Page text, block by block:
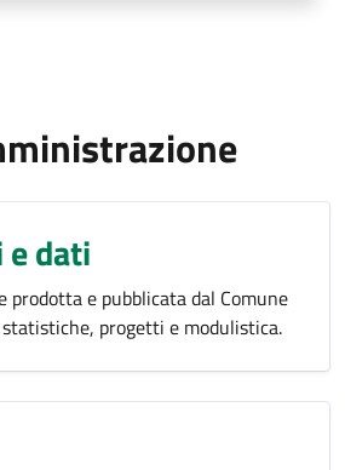
e dati
prodotta e pubblicata dal Comune
progetti e modulistica.